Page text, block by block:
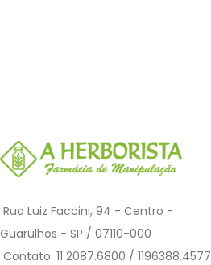
Rua Luiz Faccini, 94 - Centro -
Guarulhos - SP / 07110-000
Contato: 11 2087.6800 / 1196388.4577